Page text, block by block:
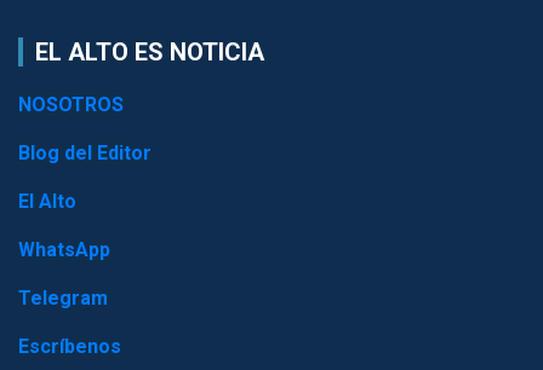
EL ALTO ES NOTICIA
NOSOTROS
Blog del Editor
El Alto
WhatsApp
Telegram
Escríbenos